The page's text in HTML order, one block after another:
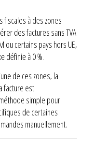
fiscales à des zones
des factures sans TVA
ou certains pays hors UE,
définie à 0 %.
de ces zones, la
facture est
simple pour
de certaines
manuellement.